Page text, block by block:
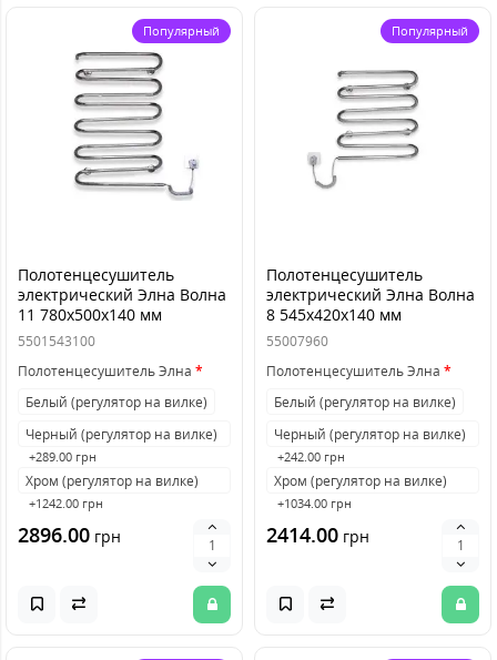
Популярный
Полотенцесушитель
электрический Элна Волна
11 780x500x140 мм
5501543100
Полотенцесушитель Элна
Белый (регулятор на вилке)
Черный (регулятор на вилке)
+289.00 грн
Хром (регулятор на вилке)
+1242.00 грн
2896.00 грн
Популярный
Полотенцесушитель
электрический Элна Волна
8 545x420x140 мм
55007960
Полотенцесушитель Элна
Белый (регулятор на вилке)
Черный (регулятор на вилке)
+242.00 грн
Хром (регулятор на вилке)
+1034.00 грн
2414.00 грн